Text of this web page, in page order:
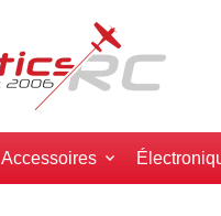
Accessoires